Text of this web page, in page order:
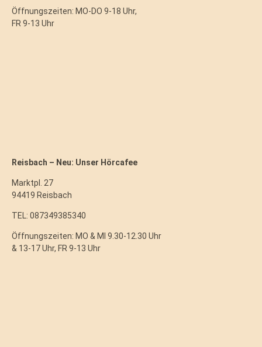
Öffnungszeiten: MO-DO 9-18 Uhr,
FR 9-13 Uhr
Reisbach – Neu: Unser Hörcafee
Marktpl. 27
94419 Reisbach
TEL: 087349385340
Öffnungszeiten: MO & MI 9.30-12.30 Uhr
& 13-17 Uhr, FR 9-13 Uhr